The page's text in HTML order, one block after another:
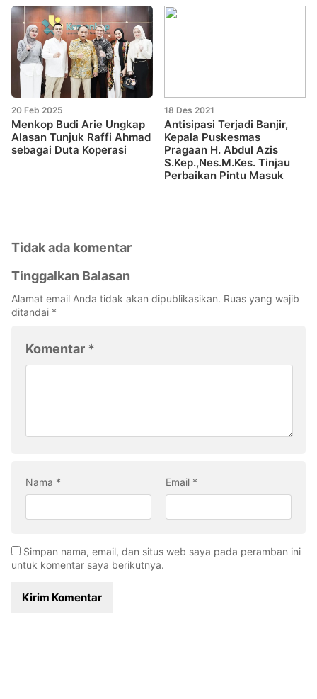
20 Feb 2025
Menkop Budi Arie Ungkap
Alasan Tunjuk Raffi Ahmad
sebagai Duta Koperasi
18 Des 2021
Antisipasi Terjadi Banjir,
Kepala Puskesmas
Pragaan H. Abdul Azis
S.Kep.,Nes.M.Kes. Tinjau
Perbaikan Pintu Masuk
Tidak ada komentar
Tinggalkan Balasan
Alamat email Anda tidak akan dipublikasikan. Ruas yang wajib
ditandai *
Komentar *
Nama * Email *
Simpan nama, email, dan situs web saya pada peramban ini
untuk komentar saya berikutnya.